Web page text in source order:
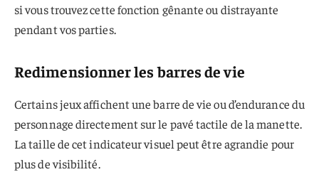
si vous trouvez cette fonction gênante ou distrayante
pendant vos parties.
Redimensionner les barres de vie
Certains jeux affichent une barre de vie ou d’endurance du
personnage directement sur le pavé tactile de la manette.
La taille de cet indicateur visuel peut être agrandie pour
plus de visibilité.